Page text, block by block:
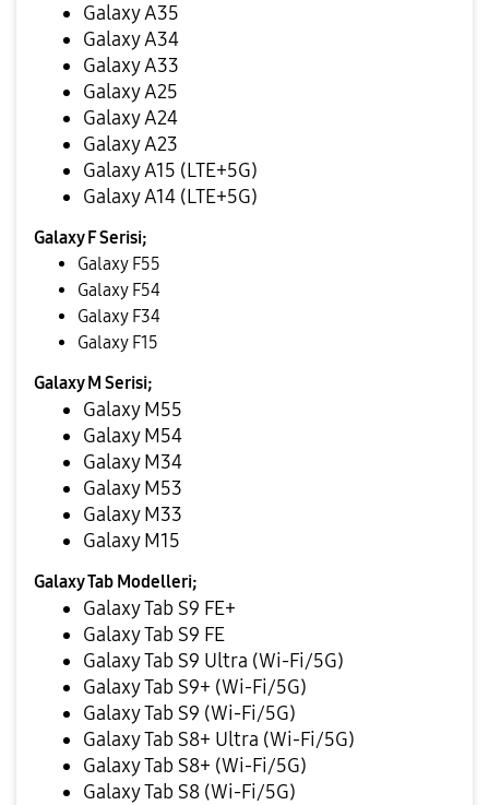
Galaxy A35
Galaxy A34
Galaxy A33
Galaxy A25
Galaxy A24
Galaxy A23
Galaxy A15 (LTE+5G)
Galaxy A14 (LTE+5G)
Galaxy F Serisi;
Galaxy F55
Galaxy F54
Galaxy F34
Galaxy F15
Galaxy M Serisi;
Galaxy M55
Galaxy M54
Galaxy M34
Galaxy M53
Galaxy M33
Galaxy M15
Galaxy Tab Modelleri;
Galaxy Tab S9 FE+
Galaxy Tab S9 FE
Galaxy Tab S9 Ultra (Wi-Fi/5G)
Galaxy Tab S9+ (Wi-Fi/5G)
Galaxy Tab S9 (Wi-Fi/5G)
Galaxy Tab S8+ Ultra (Wi-Fi/5G)
Galaxy Tab S8+ (Wi-Fi/5G)
Galaxy Tab S8 (Wi-Fi/5G)